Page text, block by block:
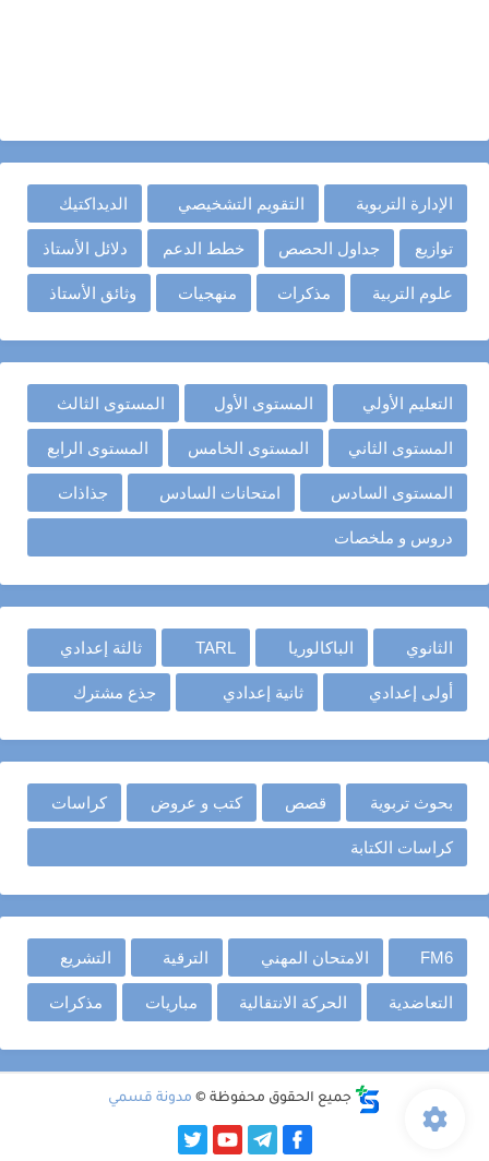
الإدارة التربوية التقويم التشخيصي الديداكتيك
توازيع جداول الحصص خطط الدعم دلائل الأستاذ
علوم التربية مذكرات منهجيات وثائق الأستاذ
التعليم الأولي المستوى الأول المستوى الثالث
المستوى الثاني المستوى الخامس المستوى الرابع
المستوى السادس امتحانات السادس جذاذات
دروس و ملخصات
الثانوي الباكالوريا TARL ثالثة إعدادي
أولى إعدادي ثانية إعدادي جذع مشترك
بحوث تربوية قصص كتب و عروض كراسات
كراسات الكتابة
FM6 الامتحان المهني الترقية التشريع
التعاضدية الحركة الانتقالية مباريات مذكرات
جميع الحقوق محفوظة © مدونة قسمي